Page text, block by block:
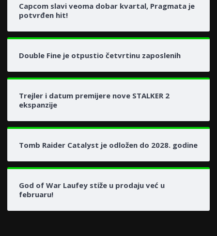
Capcom slavi veoma dobar kvartal, Pragmata je
potvrđen hit!
Double Fine je otpustio četvrtinu zaposlenih
Trejler i datum premijere nove STALKER 2
ekspanzije
Tomb Raider Catalyst je odložen do 2028. godine
God of War Laufey stiže u prodaju već u
februaru!